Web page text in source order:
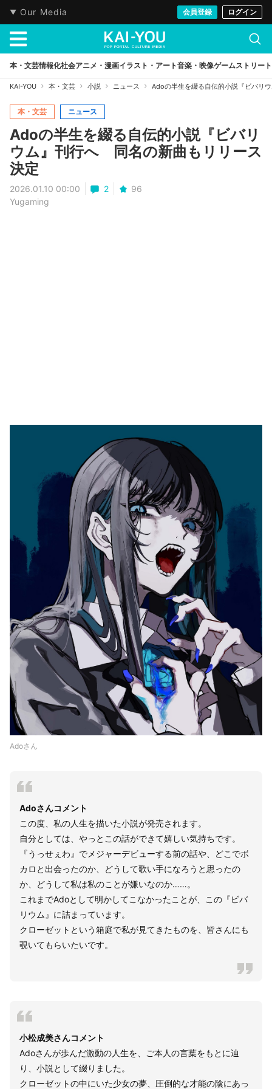
Our Media 会員登録 ログイン
本・文芸情報化社会アニメ・漫画イラスト・アート音楽・映像ゲームストリート
KAI-YOU 本・文芸 小説 ニュース Adoの半生を綴る自伝的小説『ビバリ
本・文芸 ニュース
Adoの半生を綴る自伝的小説『ビバリ
ウム』刊行へ 同名の新曲もリリース
決定
2026.01.10 00:00 2
96
Yugaming
Adoさん
Adoさんコメント
この度、私の人生を描いた小説が発売されます。
自分としては、やっとこの話ができて嬉しい気持ちです。
『うっせぇわ』でメジャーデビューする前の話や、どこでボ
カロと出会ったのか、どうして歌い手になろうと思ったの
か、どうして私は私のことが嫌いなのか……。
これまでAdoとして明かしてこなかったことが、この『ビバ
リウム』に詰まっています。
クローゼットという箱庭で私が見てきたものを、皆さんにも
覗いてもらいたいです。
小松成美さんコメント
Adoさんが歩んだ激動の人生を、ご本人の言葉をもとに辿
り、小説として綴りました。
クローゼットの中にいた少女の夢、圧倒的な才能の陰にあっ